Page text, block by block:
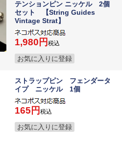
テンションピン ニッケル 2個
セット 【String Guides
Vintage Strat】
1,980 税込
お気に入りに登録
ストラップピン フェンダータ
イプ ニッケル 1個
165 税込
お気に入りに登録